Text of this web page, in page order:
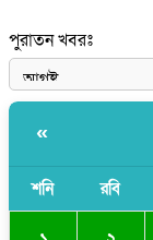
পাঁচ দেশি মাছে
বাংলাদেশী
ওয়াজেদ জয়
সাকিব আল
পুরাতন খবরঃ
«
শনি রবি